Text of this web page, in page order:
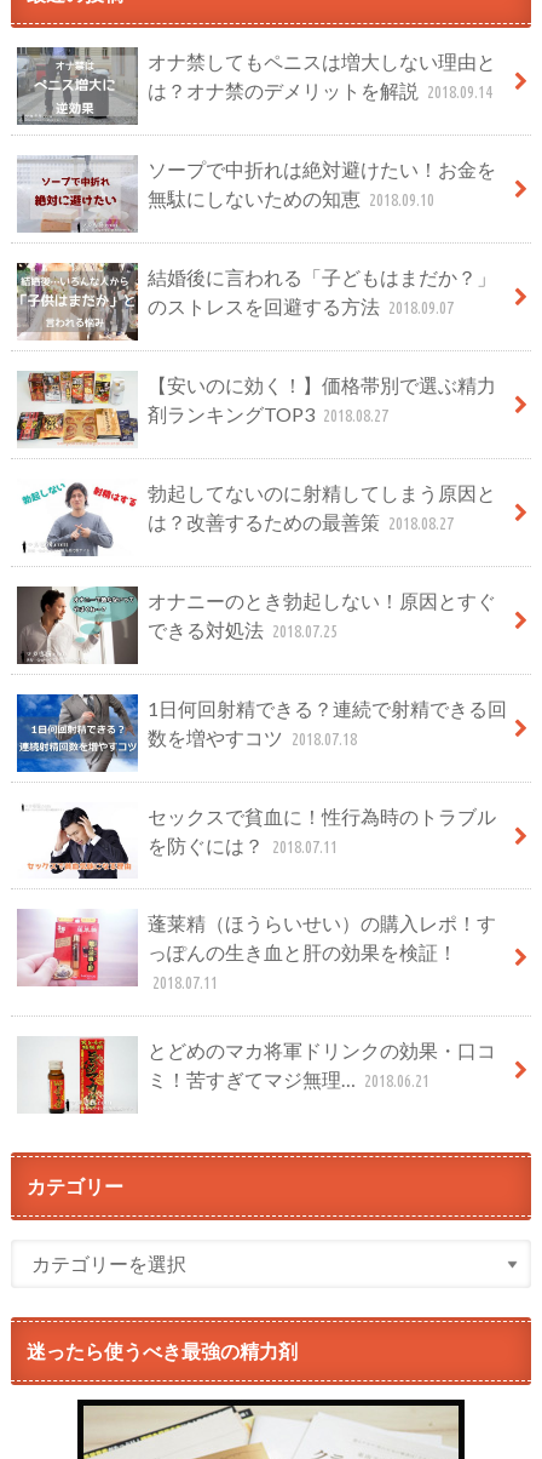
オナ禁してもペニスは増大しない理由と
は？オナ禁のデメリットを解説
2018.09.14
ソープで中折れは絶対避けたい！お金を
無駄にしないための知恵 2018.09.10
結婚後に言われる「子どもはまだか？」
のストレスを回避する方法 2018.09.07
【安いのに効く！】価格帯別で選ぶ精力
剤ランキングTOP3 2018.08.27
勃起してないのに射精してしまう原因と
は？改善するための最善策 2018.08.27
オナニーのとき勃起しない！原因とすぐ
できる対処法 2018.07.25
1日何回射精できる？連続で射精できる回
数を増やすコツ
2018.07.18
セックスで貧血に！性行為時のトラブル
を防ぐには？
2018.07.11
蓬莱精（ほうらいせい）の購入レポ！す
っぽんの生き血と肝の効果を検証！
2018.07.11
とどめのマカ将軍ドリンクの効果・口コ
ミ！苦すぎてマジ無理… 2018.06.21
カテゴリー
迷ったら使うべき最強の精力剤